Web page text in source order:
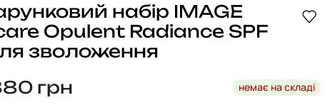
набір IMAGE
Opulent Radiance SPF
зволоження
грн немає на складі